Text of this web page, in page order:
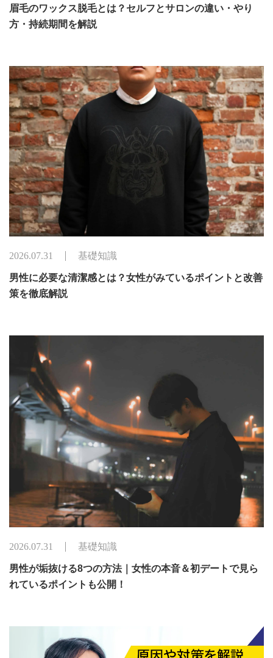
眉毛のワックス脱毛とは？セルフとサロンの違い・やり
方・持続期間を解説
2026.07.31 基礎知識
男性に必要な清潔感とは？女性がみているポイントと改善
策を徹底解説
2026.07.31 基礎知識
男性が垢抜ける8つの方法｜女性の本音＆初デートで見ら
れているポイントも公開！